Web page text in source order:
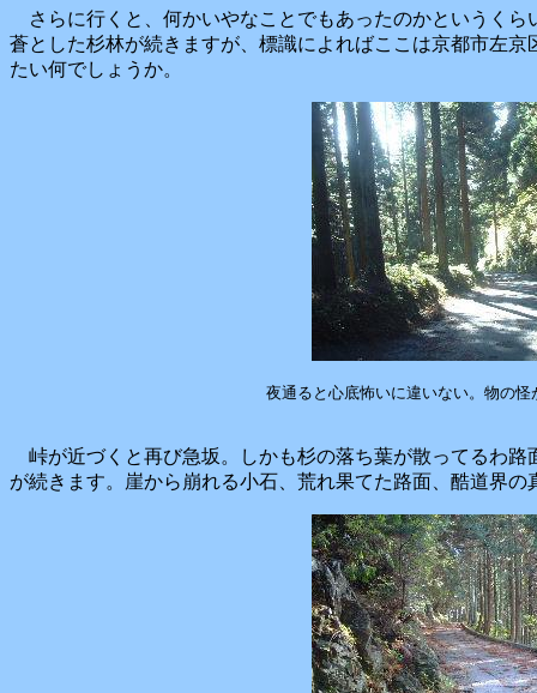
さらに行くと、何かいやなことでもあったのかというくら
蒼とした杉林が続きますが、標識によればここは京都市左
たい何でしょうか。
夜通ると心底怖いに違いない。物の
峠が近づくと再び急坂。しかも杉の落ち葉が散ってるわ路
が続きます。崖から崩れる小石、荒れ果てた路面、酷道界